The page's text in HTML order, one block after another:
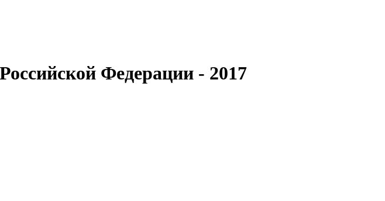
Федерации - 2017